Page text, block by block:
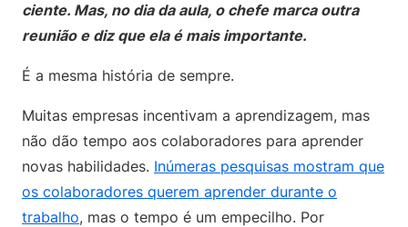
ciente. Mas, no dia da aula, o chefe marca outra
reunião e diz que ela é mais importante.
É a mesma história de sempre.
Muitas empresas incentivam a aprendizagem, mas
não dão tempo aos colaboradores para aprender
novas habilidades. Inúmeras pesquisas mostram que
os colaboradores querem aprender durante o
trabalho, mas o tempo é um empecilho. Por